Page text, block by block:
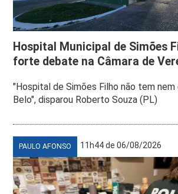
Hospital Municipal de Simões
forte debate na Câmara de
"Hospital de Simões Filho não tem nem
Belo", disparou Roberto Souza (PL)
PAULO AFONSO 11h44 de 06/08/2026